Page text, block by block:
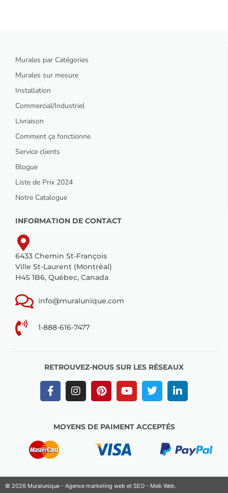
Murales par Catégories
Murales sur mesure
Installation
Commercial/Industriel
Livraison
Comment ça fonctionne
Service clients
Blogue
Liste de Prix 2024
Notre Catalogue
INFORMATION DE CONTACT
6433 Chemin St-François
Ville St-Laurent (Montréal)
H4S 1B6, Québec, Canada
info@muralunique.com
1-888-616-7477
RETROUVEZ-NOUS SUR LES RÉSEAUX
MOYENS DE PAIMENT ACCEPTÉS
© 2026 Muralunique - Agence marketing web et SEO - Meb Web.